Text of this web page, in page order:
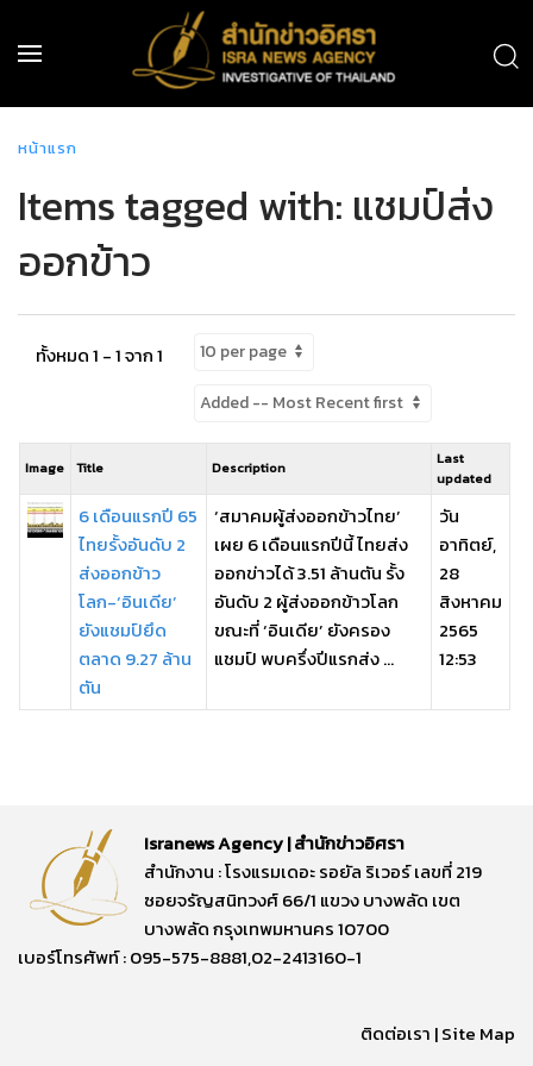
หน้าแรก
Items tagged with: แชมป์ส่ง
ออกข้าว
ทั้งหมด 1 - 1 จาก 1
Image Title Description
Last
updated
6 เดือนแรกปี 65
ไทยรั้งอันดับ 2
ส่งออกข้าว
โลก-‘อินเดีย’
ยังแชมป์ยึด
ตลาด 9.27 ล้าน
ตัน
‘สมาคมผู้ส่งออกข้าวไทย’
เผย 6 เดือนแรกปีนี้ ไทยส่ง
ออกข่าวได้ 3.51 ล้านตัน รั้ง
อันดับ 2 ผู้ส่งออกข้าวโลก
ขณะที่ ‘อินเดีย’ ยังครอง
แชมป์ พบครึ่งปีแรกส่ง ...
วัน
อาทิตย์,
28
สิงหาคม
2565
12:53
Isranews Agency | สำนักข่าวอิศรา
สำนักงาน : โรงแรมเดอะ รอยัล ริเวอร์ เลขที่ 219
ซอยจรัญสนิทวงศ์ 66/1 แขวง บางพลัด เขต
บางพลัด กรุงเทพมหานคร 10700
เบอร์โทรศัพท์ : 095-575-8881,02-2413160-1
ติดต่อเรา |Site Map